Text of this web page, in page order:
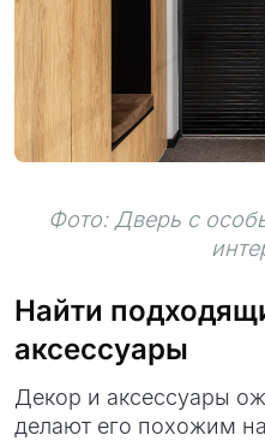
Фото: Дверь с
Найти
аксессуары
Декор и аксессуары
делают его похожим